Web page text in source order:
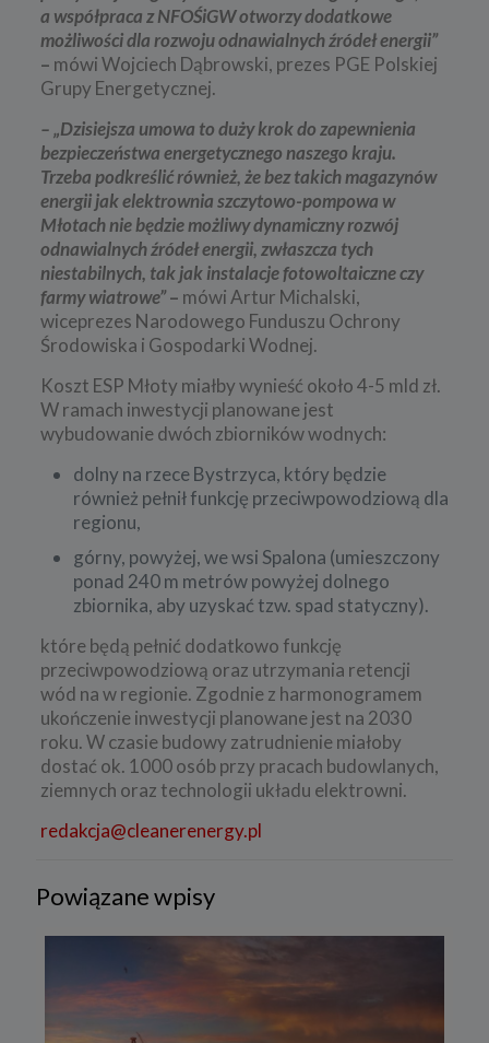
a współpraca z NFOŚiGW otworzy dodatkowe
możliwości dla rozwoju odnawialnych źródeł energii”
– mówi Wojciech Dąbrowski, prezes PGE Polskiej
Grupy Energetycznej.
– „Dzisiejsza umowa to duży krok do zapewnienia
bezpieczeństwa energetycznego naszego kraju.
Trzeba podkreślić również, że bez takich magazynów
energii jak elektrownia szczytowo-pompowa w
Młotach nie będzie możliwy dynamiczny rozwój
odnawialnych źródeł energii, zwłaszcza tych
niestabilnych, tak jak instalacje fotowoltaiczne czy
farmy wiatrowe”– mówi Artur Michalski,
wiceprezes Narodowego Funduszu Ochrony
Środowiska i Gospodarki Wodnej.
Koszt ESP Młoty miałby wynieść około 4-5 mld zł.
W ramach inwestycji planowane jest
wybudowanie dwóch zbiorników wodnych:
dolny na rzece Bystrzyca, który będzie
również pełnił funkcję przeciwpowodziową dla
regionu,
górny, powyżej, we wsi Spalona (umieszczony
ponad 240 m metrów powyżej dolnego
zbiornika, aby uzyskać tzw. spad statyczny).
które będą pełnić dodatkowo funkcję
przeciwpowodziową oraz utrzymania retencji
wód na w regionie. Zgodnie z harmonogramem
ukończenie inwestycji planowane jest na 2030
roku. W czasie budowy zatrudnienie miałoby
dostać ok. 1000 osób przy pracach budowlanych,
ziemnych oraz technologii układu elektrowni.
redakcja@cleanerenergy.pl
Powiązane wpisy